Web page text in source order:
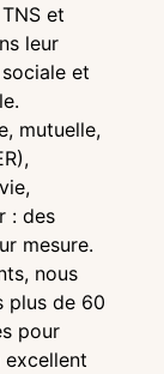
et
leur
et
mutuelle,
: des
mesure.
nous
plus de 60
pour